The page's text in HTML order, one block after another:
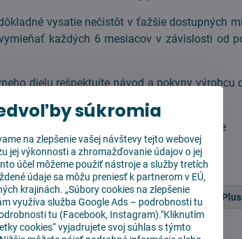
vysatie nečistôt v ťažšie dostupných
každých 6 mesiacov v závislosti od
dielu rešpektujte návod a pokyny výrobcu
komponentov pre robotické vysávače a je
príslušenstvu.
Výhodné balíčky Xiaomi Roidmi EVE Plus
súkromia
na zlepšenie vašej návštevy tejto webovej
jej výkonnosti a zhromažďovanie údajov o jej
účel môžeme použiť nástroje a služby tretích
údaje sa môžu preniesť k partnerom v EÚ,
krajinách. „Súbory cookies na zlepšenie
využíva služba Google Ads – podrobnosti tu
tu (Facebook, Instagram)."Kliknutím
cookies“ vyjadrujete svoj súhlas s týmto